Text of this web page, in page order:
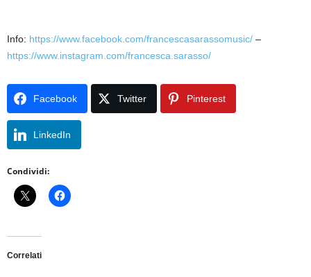
Info: https://www.facebook.com/francescasarassomusic/ –
https://www.instagram.com/francesca.sarasso/
Facebook Twitter Pinterest
LinkedIn
Condividi:
Correlati